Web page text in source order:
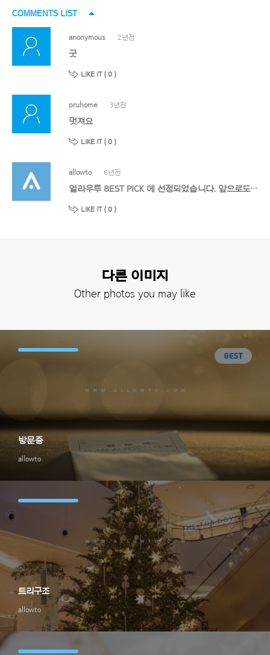
COMMENTS LIST
anonymous 2년전
굿
LIKE IT ( 0 )
pruhome 3년전
멋져요
LIKE IT ( 0 )
allowto 6년전
얼라우투 8EST PICK 에 선정되었습니다. 앞으로도 멋진 작품 기대할게요!
LIKE IT ( 0 )
다른 이미지
Other photos you may like
allowto
방문증
allowto
트리구조